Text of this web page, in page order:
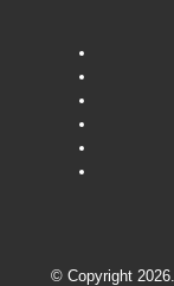
© Copyright